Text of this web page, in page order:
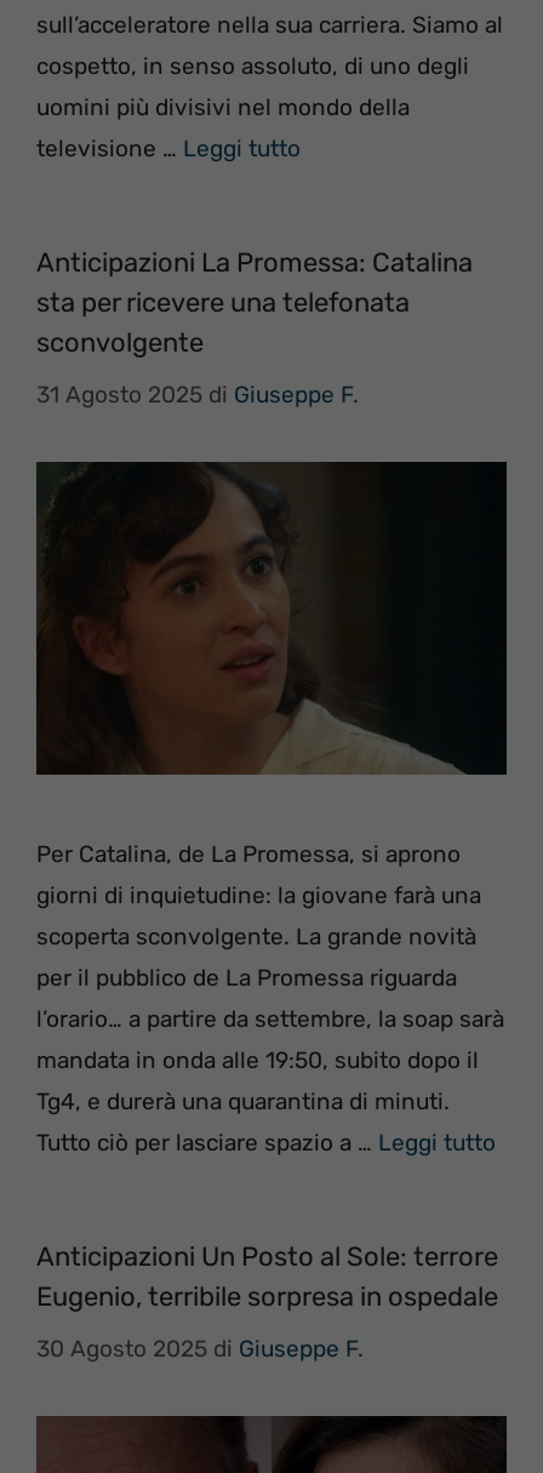
sull’acceleratore nella sua carriera. Siamo al
cospetto, in senso assoluto, di uno degli
uomini più divisivi nel mondo della
televisione … Leggi tutto
Anticipazioni La Promessa: Catalina
sta per ricevere una telefonata
sconvolgente
31 Agosto 2025 di Giuseppe F.
Per Catalina, de La Promessa, si aprono
giorni di inquietudine: la giovane farà una
scoperta sconvolgente. La grande novità
per il pubblico de La Promessa riguarda
l’orario… a partire da settembre, la soap sarà
mandata in onda alle 19:50, subito dopo il
Tg4, e durerà una quarantina di minuti.
Tutto ciò per lasciare spazio a … Leggi tutto
Anticipazioni Un Posto al Sole: terrore
Eugenio, terribile sorpresa in ospedale
30 Agosto 2025 di Giuseppe F.